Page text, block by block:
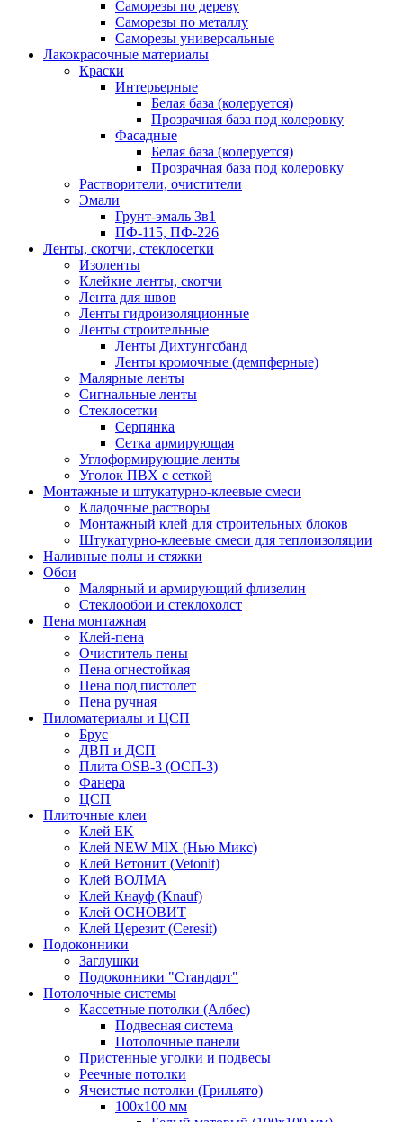
Саморезы по дереву
Саморезы по металлу
Саморезы универсальные
Лакокрасочные материалы
Краски
Интерьерные
Белая база (колеруется)
Прозрачная база под колеровку
Фасадные
Белая база (колеруется)
Прозрачная база под колеровку
Растворители, очистители
Эмали
Грунт-эмаль 3в1
ПФ-115, ПФ-226
Ленты, скотчи, стеклосетки
Изоленты
Клейкие ленты, скотчи
Лента для швов
Ленты гидроизоляционные
Ленты строительные
Ленты Дихтунгсбанд
Ленты кромочные (демпферные)
Малярные ленты
Сигнальные ленты
Стеклосетки
Серпянка
Сетка армирующая
Углоформирующие ленты
Уголок ПВХ с сеткой
Монтажные и штукатурно-клеевые смеси
Кладочные растворы
Монтажный клей для строительных блоков
Штукатурно-клеевые смеси для теплоизоляции
Наливные полы и стяжки
Обои
Малярный и армирующий флизелин
Стеклообои и стеклохолст
Пена монтажная
Клей-пена
Очиститель пены
Пена огнестойкая
Пена под пистолет
Пена ручная
Пиломатериалы и ЦСП
Брус
ДВП и ДСП
Плита OSB-3 (ОСП-3)
Фанера
ЦСП
Плиточные клеи
Клей EK
Клей NEW MIX (Нью Микс)
Клей Ветонит (Vetonit)
Клей ВОЛМА
Клей Кнауф (Knauf)
Клей ОСНОВИТ
Клей Церезит (Ceresit)
Подоконники
Заглушки
Подоконники "Стандарт"
Потолочные системы
Кассетные потолки (Албес)
Подвесная система
Потолочные панели
Пристенные уголки и подвесы
Реечные потолки
Ячеистые потолки (Грильято)
100х100 мм